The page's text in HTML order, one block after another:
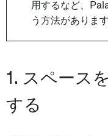
用するなど、
う方法があります
1. スペース
する